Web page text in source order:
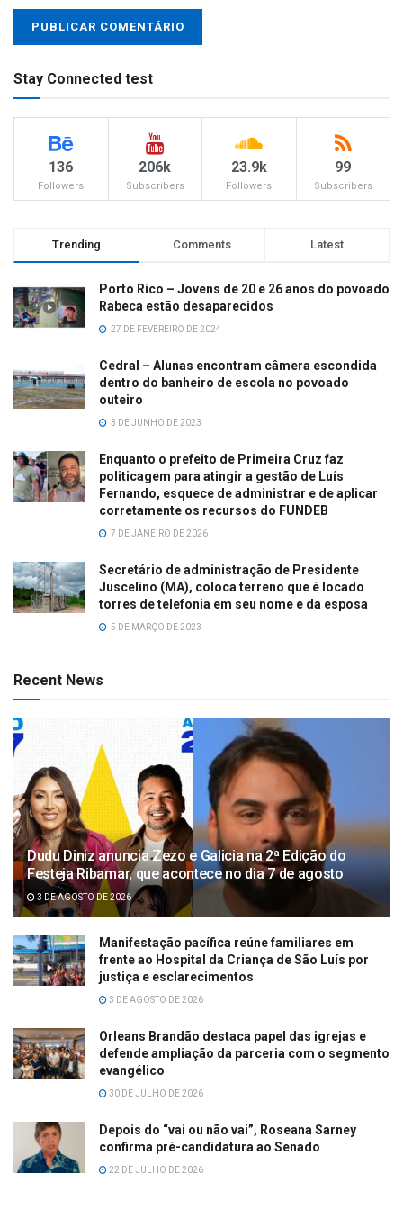
Stay Connected test
136
Followers
206k
Subscribers
23.9k
Followers
99
Subscribers
Trending Comments Latest
Porto Rico – Jovens de 20 e 26 anos do povoado
Rabeca estão desaparecidos
27 DE FEVEREIRO DE 2024
Cedral – Alunas encontram câmera escondida
dentro do banheiro de escola no povoado
outeiro
3 DE JUNHO DE 2023
Enquanto o prefeito de Primeira Cruz faz
politicagem para atingir a gestão de Luís
Fernando, esquece de administrar e de aplicar
corretamente os recursos do FUNDEB
7 DE JANEIRO DE 2026
Secretário de administração de Presidente
Juscelino (MA), coloca terreno que é locado
torres de telefonia em seu nome e da esposa
5 DE MARÇO DE 2023
Recent News
Dudu Diniz anuncia Zezo e Galicia na 2ª Edição do
Festeja Ribamar, que acontece no dia 7 de agosto
3 DE AGOSTO DE 2026
Manifestação pacífica reúne familiares em
frente ao Hospital da Criança de São Luís por
justiça e esclarecimentos
3 DE AGOSTO DE 2026
Orleans Brandão destaca papel das igrejas e
defende ampliação da parceria com o segmento
evangélico
30 DE JULHO DE 2026
Depois do “vai ou não vai”, Roseana Sarney
confirma pré-candidatura ao Senado
22 DE JULHO DE 2026